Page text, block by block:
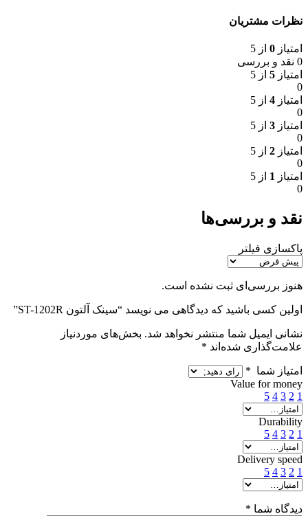
نظرات مشتریان
امتیاز 0 از 5
0 نقد و بررسی
امتیاز 5 از 5
0
امتیاز 4 از 5
0
امتیاز 3 از 5
0
امتیاز 2 از 5
0
امتیاز 1 از 5
0
نقد و بررسی‌ها
پاکسازی فیلتر
هنوز بررسی‌ای ثبت نشده است.
اولین کسی باشید که دیدگاهی می نویسد “سینک آلتون ST-1202R”
نشانی ایمیل شما منتشر نخواهد شد. بخش‌های موردنیاز
علامت‌گذاری شده‌اند *
امتیاز شما *
Value for money
1
2
3
4
5
Durability
1
2
3
4
5
Delivery speed
1
2
3
4
5
دیدگاه شما *